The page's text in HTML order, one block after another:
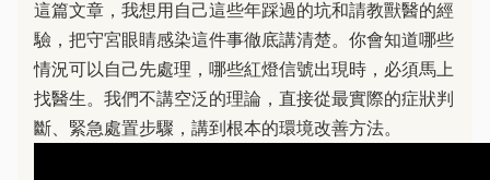
這篇文章，我想用自己這些年踩過的坑和請教獸醫的經
驗，把守宮眼睛感染這件事徹底講清楚。你會知道哪些
情況可以自己先處理，哪些紅燈信號出現時，必須馬上
找醫生。我們不講空泛的理論，直接從最實際的症狀判
斷、緊急處置步驟，講到根本的環境改善方法。